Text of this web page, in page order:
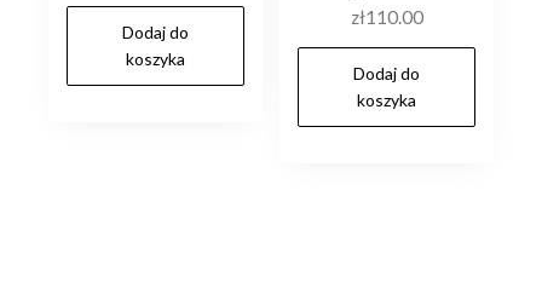
Dodaj do
koszyka
zł110.00
Dodaj do
koszyka